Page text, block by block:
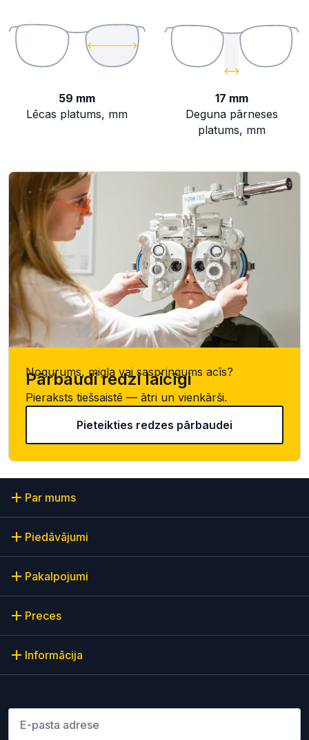
59 mm
Lēcas platums, mm
17 mm
Deguna pārneses
platums, mm
Nogurums, migla vai saspringums acīs?
Pārbaudi redzi laicīgi
Pieraksts tiešsaistē — ātri un vienkārši.
Pieteikties redzes pārbaudei
Par mums
Piedāvājumi
Pakalpojumi
Preces
Informācija
Lūdzu ievadiet e-pasta adresi